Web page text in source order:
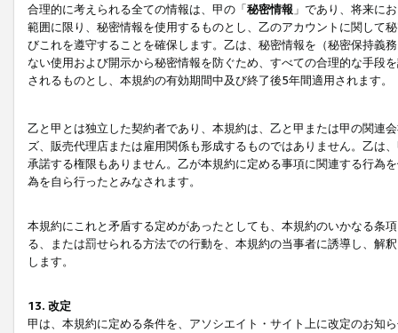
合理的に考えられる全ての情報は、甲の「秘密情報 」であり、将来に
範囲に限り、秘密情報を使用するものとし、乙のアカウントに関して
びこれを遵守することを確保します。乙は、秘密情報を（秘密保持義
ない使用および開示から秘密情報を防ぐため、すべての合理的な手段
されるものとし、本規約の有効期間中及び終了後5年間適用されます。
乙と甲とは独立した契約者であり、本規約は、乙と甲または甲の関連
ズ、販売代理店または雇用関係も形成するものではありません。乙は
承諾する権限もありません。乙が本規約に定める事項に関連する行為
為を自ら行ったとみなされます。
本規約にこれと矛盾する定めがあったとしても、本規約のいかなる条
る、または罰せられる方法での行動を、本規約の当事者に誘導し、解
します。
13. 改定
甲は、本規約に定める条件を、アソシエイト・サイト上に改定のお知